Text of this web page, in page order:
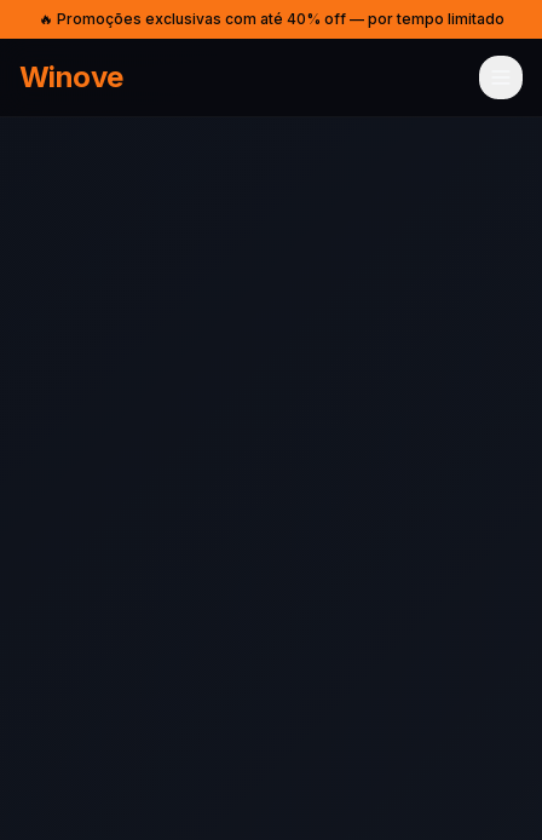
🔥 Promoções exclusivas com até 40% off — por tempo limitado
Winove